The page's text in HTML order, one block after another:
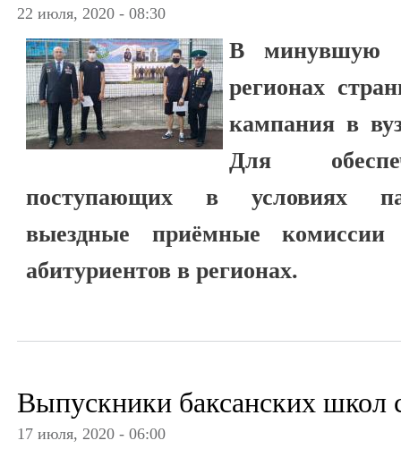
22 июля, 2020 - 08:30
В минувшую
регионах
кампания в
Для
поступающих в условиях
выездные приёмные комиссии
абитуриентов в регионах.
Выпускники баксанских
17 июля, 2020 - 06:00